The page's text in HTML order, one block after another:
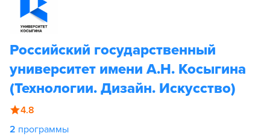
Российский государственный
университет имени А.Н. Косыгина
(Технологии. Дизайн. Искусство)
4.8
2 программы